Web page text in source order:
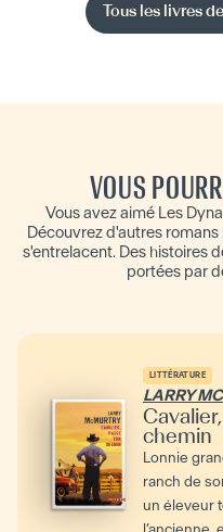
Tous les livres de
VOUS
Vous avez aimé Les
Découvrez d'autres
s'entrelacent. Des histoires
portées par
LITTÉRATURE
LARRY
chemin
Lonnie
ranch de
un éleveur